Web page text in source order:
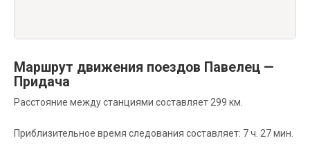
Маршрут движения поездов Павелец —
Придача
Расстояние между станциями составляет 299 км.
Приблизительное время следования составляет: 7 ч. 27 мин.